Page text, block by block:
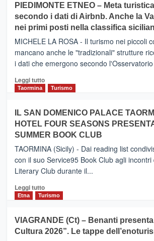
CATANIA
–
Inaugurato
il
nuovo
collegamento
tra
e
Zanzibar
da
Neos
PIEDIMONTE ETNEO – Meta
secondo i dati di Airbnb. Anche la
nei primi posti nella classifica
MICHELE LA ROSA - Il turismo nei piccoli
mancano anche le "tradizionali" strutture
i dati che emergono secondo
Leggi tuttoLeggi
PIEDIMONTE
ETNEO
–
Meta
turistica
privilegiata
secondo
dati
di
Anche
la
Taormina Turismo
IL SAN DOMENICO PALACE
HOTEL FOUR SEASONS
SUMMER BOOK CLUB
TAORMINA (Sicily) - Dai reading list
con il suo Service95 Book Club agli incontri
Literary Club durante il...
Leggi tuttoLeggi
di
IL
SAN
Etna Turismo
VIAGRANDE (Ct) – Benanti
Cultura 2026”. Le tappe